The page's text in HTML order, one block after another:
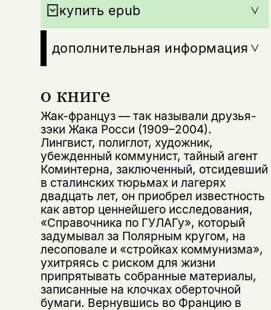
о книге
Жак-француз — так называли друзья-
зэки Жака Росси (1909–2004).
Лингвист, полиглот, художник,
убежденный коммунист, тайный агент
Коминтерна, заключенный, отсидевший
в сталинских тюрьмах и лагерях
двадцать лет, он приобрел известность
как автор ценнейшего исследования,
«Справочника по ГУЛАГу», который
задумывал за Полярным кругом, на
лесоповале и «стройках коммунизма»,
ухитряясь с риском для жизни
припрятывать собранные материалы,
записанные на клочках оберточной
бумаги. Вернувшись во Францию в
купить epub
дополнительная информация